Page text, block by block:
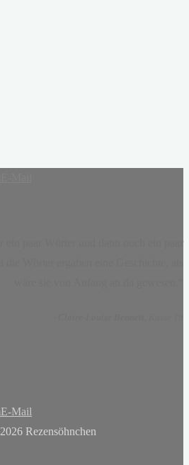
E-Mail
Rezensöhnchen